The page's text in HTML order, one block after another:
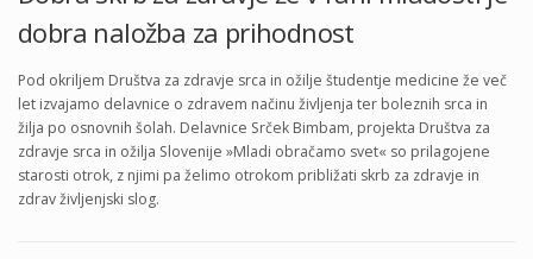
dobra naložba za prihodnost
Pod okriljem Društva za zdravje srca in ožilje študentje medicine že več
let izvajamo delavnice o zdravem načinu življenja ter boleznih srca in
žilja po osnovnih šolah. Delavnice Srček Bimbam, projekta Društva za
zdravje srca in ožilja Slovenije »Mladi obračamo svet« so prilagojene
starosti otrok, z njimi pa želimo otrokom približati skrb za zdravje in
zdrav življenjski slog.